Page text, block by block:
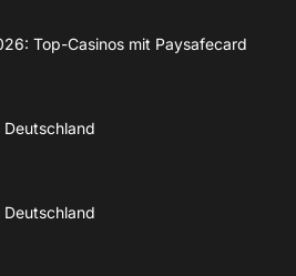
Top-Casinos mit Paysafecard
Deutschland
Deutschland